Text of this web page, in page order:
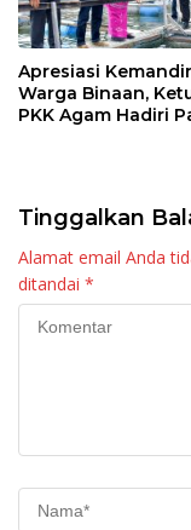
Apresiasi
Warga Binaan,
PKK Agam Hadiri
Tinggalkan
Alamat email Anda
ditandai *